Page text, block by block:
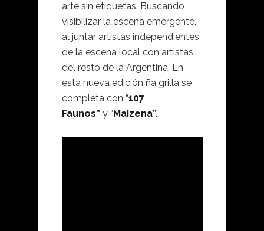
arte sin etiquetas. Buscando
visibilizar la escena emergente,
al juntar artistas independientes
de la escena local con artistas
del resto de la Argentina. En
esta nueva edición ña grilla se
completa con “107
Faunos” y “ Maizena”.